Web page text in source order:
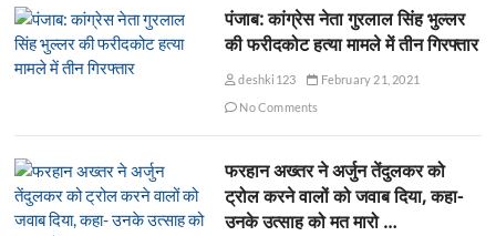
पंजाब: कांग्रेस नेता गुरलाल सिंह भुल्लर
की फरीदकोट हत्या मामले में तीन गिरफ्तार
deshki123
February 21, 2021
No Comments
फरहान अख्तर ने अर्जुन तेंदुलकर को
ट्रोल करने वालों को जवाब दिया, कहा-
उनके उत्साह को मत मारो …